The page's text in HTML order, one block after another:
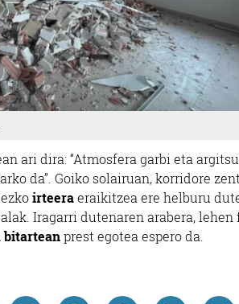
ari dira: “Atmosfera garbi eta
da”. Goiko solairuan, korridore
irteeraeraikitzea ere helburu
Iragarri dutenaren arabera, lehen
bitarteanprest egotea espero da.